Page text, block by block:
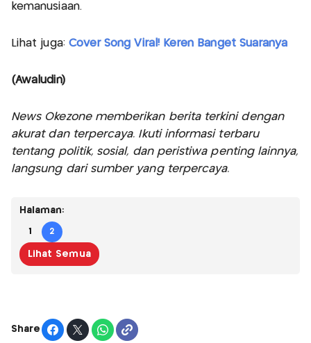
kemanusiaan.
Lihat juga: Cover Song Viral! Keren Banget Suaranya
(Awaludin)
News Okezone memberikan berita terkini dengan
akurat dan terpercaya. Ikuti informasi terbaru
tentang politik, sosial, dan peristiwa penting lainnya,
langsung dari sumber yang terpercaya.
Halaman:
1 2
Lihat Semua
Share